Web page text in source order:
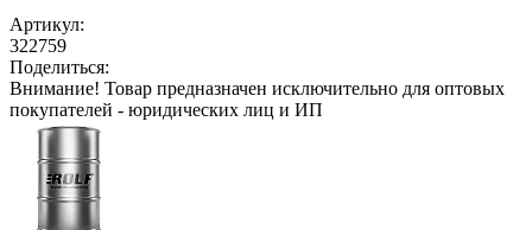
Артикул:
322759
Поделиться:
Внимание! Товар предназначен исключительно для оптовых
покупателей - юридических лиц и ИП